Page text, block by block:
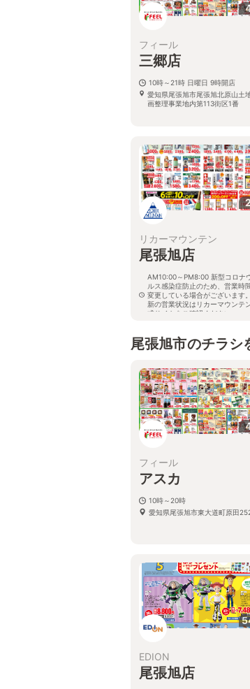
フィール
三郷店
10時～21時 日曜日 9時開店
愛知県尾張旭市尾張旭北原山土
画整理事業地内第113街区1番
リカーマウンテン
尾張旭店
AM10:00～PM8:00 新型コロナ
ルス感染症防止のため、営業時
変更している場合がございます
新の営業状況はリカーマウンテ
式サイトをご確認ください。
尾張旭市のチラシ
フィール
アスカ
10時～20時
愛知県尾張旭市東大道町原田
EDION
尾張旭店